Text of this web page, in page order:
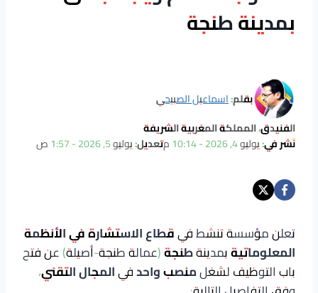
بمدينة طنجة
بقلم:اسماعيل الصبيحي
الفنيدق، المملكة المغربية الشريفة
نُشر في:يوليو 4, 2026 - 10:14 م تعديل:يوليو 5, 2026 - 1:57 ص
تعلن مؤسسة تنشط فيقطاع الاستشارة في الأنظمة
المعلوماتيةبمدينةطنجة(عمالة طنجة-أصيلة) عن فتح
باب التوظيف لشغلمنصب واحدفيالمجال التقني،